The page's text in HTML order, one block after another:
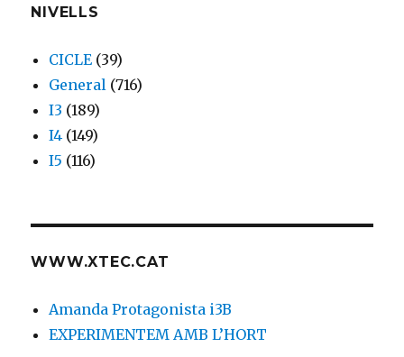
NIVELLS
CICLE (39)
General (716)
I3 (189)
I4 (149)
I5 (116)
WWW.XTEC.CAT
Amanda Protagonista i3B
EXPERIMENTEM AMB L’HORT